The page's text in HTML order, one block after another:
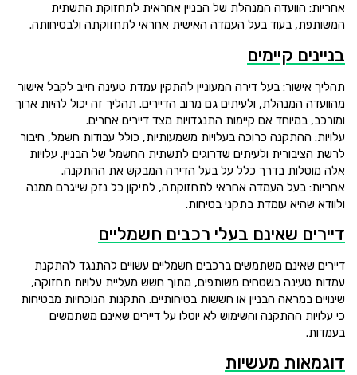
אחריות: הוועדה המנהלת של הבניין אחראית לתחזוקת התשתית
המשותפת, בעוד בעל העמדה האישית אחראי לתחזוקתה ולבטיחותה.
בניינים קיימים
תהליך אישור: בעל דירה המעוניין להתקין עמדת טעינה חייב לקבל אישור
מהוועדה המנהלת, ולעיתים גם מרוב הדיירים. תהליך זה יכול להיות ארוך
ומורכב, במיוחד אם קיימות התנגדויות מצד דיירים אחרים.
עלויות: ההתקנה כרוכה בעלויות משמעותיות, כולל עבודות חשמל, חיבור
לרשת הציבורית ולעיתים שדרוגים לתשתית החשמל של הבניין. עלויות
אלה מוטלות בדרך כלל על בעל הדירה המבקש את ההתקנה.
אחריות: בעל העמדה אחראי לתחזוקתה, לתיקון כל נזק שייגרם ממנה
ולוודא שהיא עומדת בתקני בטיחות.
דיירים שאינם בעלי רכבים חשמליים
דיירים שאינם משתמשים ברכבים חשמליים עשויים להתנגד להתקנת
עמדות טעינה בשטחים משותפים, מתוך חשש מעליית עלויות תחזוקה,
שינויים במראה הבניין או חששות בטיחותיים. התקנות הנוכחיות מבטיחות
כי עלויות ההתקנה והשימוש לא יוטלו על דיירים שאינם משתמשים
בעמדות.
דוגמאות מעשיות